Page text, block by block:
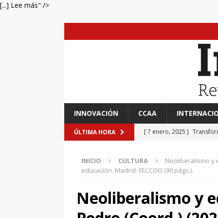
[...] Lee más" />
INNOVACIÓN CCAA
ÚLTIMA HORA [ 7 enero, 2025 ]
[ 7 enero, 2025 ]
[ 7 enero, 2025 ] El
EVIDENCIAS
INICIO CULTURA
Neoliberalismo y
educación. Madrid: FECCOO (90 págs.).
Neoliberalismo y